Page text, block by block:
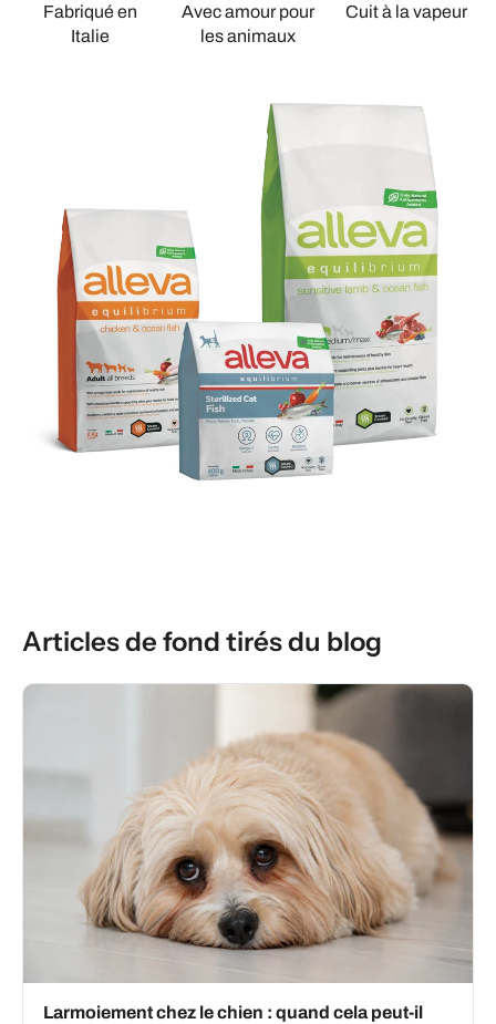
Fabriqué en
Italie
Avec amour pour
les animaux
Cuit à la vapeur
Articles de fond tirés du blog
Larmoiement chez le chien : quand cela peut-il